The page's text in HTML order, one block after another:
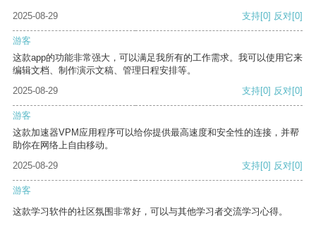
2025-08-29 支持[0] 反对[0]
游客
这款app的功能非常强大，可以满足我所有的工作需求。我可以使用它来
编辑文档、制作演示文稿、管理日程安排等。
2025-08-29
支持[0] 反对[0]
游客
这款加速器VPM应用程序可以给你提供最高速度和安全性的连接，并帮
助你在网络上自由移动。
2025-08-29
支持[0] 反对[0]
游客
这款学习软件的社区氛围非常好，可以与其他学习者交流学习心得。